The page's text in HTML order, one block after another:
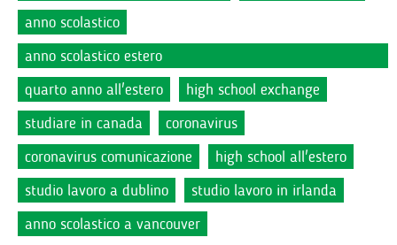
anno scolastico
anno scolastico estero
quarto anno all'estero
high school exchange
studiare in canada
coronavirus
coronavirus comunicazione
high school all'estero
studio lavoro a dublino
studio lavoro in irlanda
anno scolastico a vancouver